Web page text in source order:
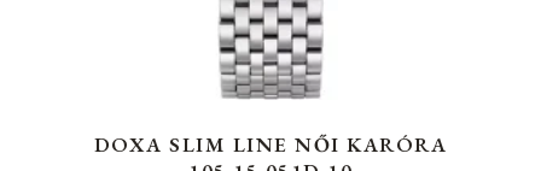
DOXA SLIM LINE NŐI KARÓRA